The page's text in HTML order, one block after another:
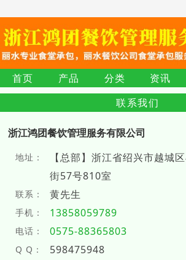
首页 产品 分类 资讯
联系我们
浙江鸿团餐饮管理服务有限公司
地址：
【总部】浙江省绍兴市越城
街57号810室
联系： 黄先生
手机： 13858059789
电话： 0575-88365803
Q Q： 598475948